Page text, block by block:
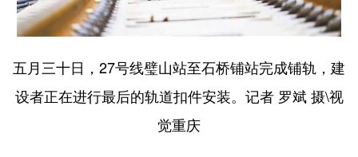
五月三十日，27号线璧山站至石桥铺站完成铺轨，建
设者正在进行最后的轨道扣件安装。记者 罗斌 摄\视
觉重庆